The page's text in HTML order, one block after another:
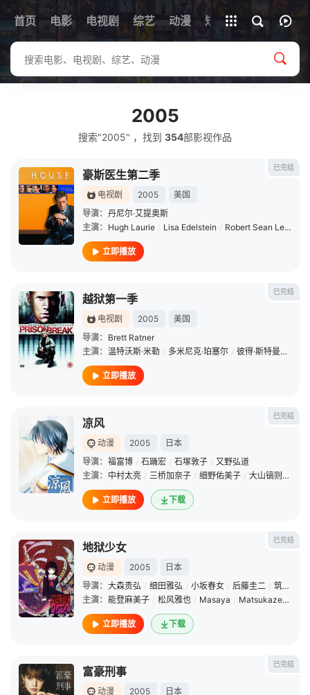
首页 电影 电视剧 综艺 动漫 短剧
全部影片
2005
搜索"2005" ，找到 354部影视作品
已完结
豪斯医生第二季
电视剧 2005
美国
导演： 丹尼尔·艾提奥斯
主演： Hugh Laurie / Lisa Edelstein / Robert Sean Leonard
立即播放
已完结
越狱第一季
电视剧 2005
美国
导演： Brett Ratner
主演： 温特沃斯·米勒 / 多米尼克·珀塞尔 / 彼得·斯特曼 /
立即播放
已完结
凉风
动漫 2005
日本
导演： 福富博 / 石踊宏 / 石塚敦子 / 又野弘道
主演： 中村太亮 / 三桥加奈子 / 细野佑美子 / 大山镐则 /
立即播放 下载
已完结
地狱少女
动漫 2005
日本
导演： 大森贵弘 / 细田雅弘 / 小坂春女 / 后藤圭二 / 筑紫大介
主演： 能登麻美子 / 松风雅也 / Masaya / Matsukaze /
立即播放 下载
已完结
富豪刑事
动漫 2005
日本